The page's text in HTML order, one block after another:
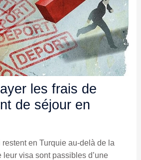
les frais de
de séjour en
restent en Turquie au-delà de la
visa sont passibles d’une